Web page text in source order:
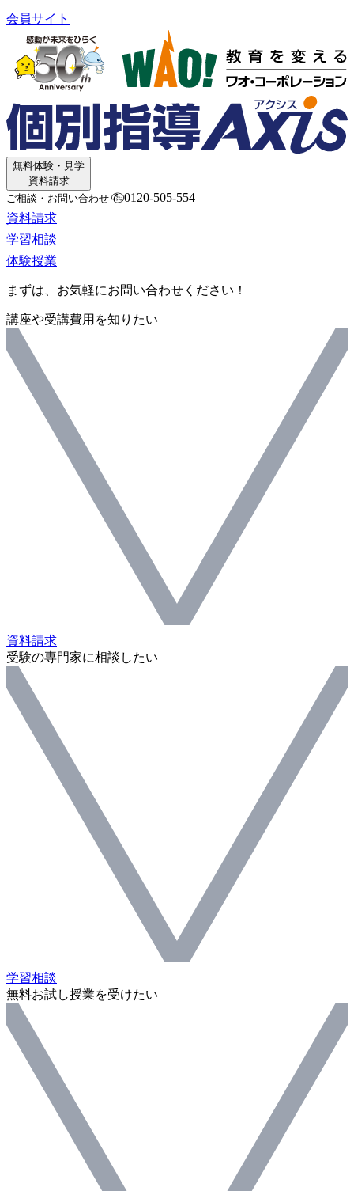
会員サイト
無料体験・見学
資料請求
ご相談・お問い合わせ
0120-505-554
資料請求
学習相談
体験授業
まずは、お気軽にお問い合わせください！
講座や受講費用を知りたい
資料請求
受験の専門家に相談したい
学習相談
無料お試し授業を受けたい